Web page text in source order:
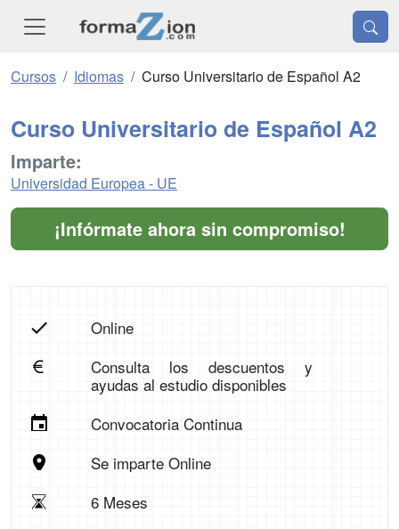
Cursos Idiomas Curso Universitario de Español A2
Curso Universitario de Español A2
Imparte:
Universidad Europea - UE
¡Infórmate ahora sin compromiso!
Online
Consulta los descuentos y
ayudas al estudio disponibles
Convocatoria Continua
Se imparte Online
6 Meses